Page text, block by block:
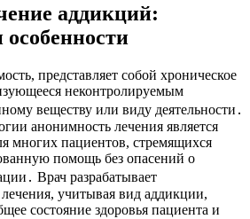
аддикций:
представляет собой хроническое
неконтролируемым
веществу или виду деятельности․
анонимность лечения является
многих пациентов, стремящихся
помощь без опасений о
Врач разрабатывает
учитывая вид аддикции,
состояние здоровья пациента и